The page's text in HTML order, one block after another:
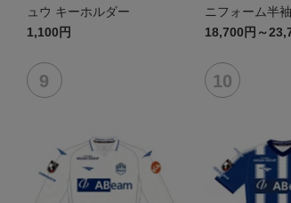
ュウ キーホルダー
1,100円
ニフォーム半
18,700円～